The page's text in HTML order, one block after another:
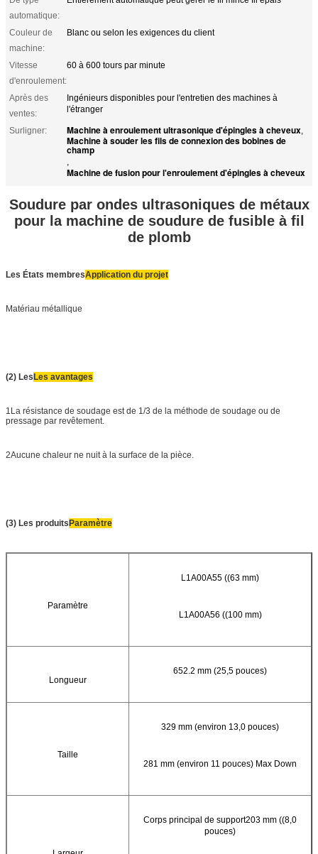
automatique:
Couleur de
machine:
Blanc ou selon les exigences du client
Vitesse
d'enroulement:
60 à 600 tours par minute
Après des
ventes:
Ingénieurs disponibles pour l'entretien des machines à
l'étranger
Surligner: Machine à enroulement ultrasonique d'épingles à cheveux,
Machine à souder les fils de connexion des bobines de
champ
,
Machine de fusion pour l'enroulement d'épingles à cheveux
Soudure par ondes ultrasoniques de métaux
pour la machine de soudure de fusible à fil
de plomb
Les États membresApplication du projet
Matériau métallique
(2) LesLes avantages
1La résistance de soudage est de 1/3 de la méthode de soudage ou de
pressage par revêtement.
2Aucune chaleur ne nuit à la surface de la pièce.
(3) Les produitsParamètre
Paramètre
L1A00A55 ((63 mm)
L1A00A56 ((100 mm)
Longueur
652.2 mm (25,5 pouces)
Taille
329 mm (environ 13,0 pouces)
281 mm (environ 11 pouces) Max Down
Corps principal de support203 mm ((8,0
pouces)